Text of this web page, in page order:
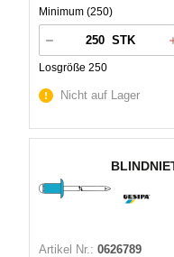
Minimum (250)
STK
Losgröße 250
Nicht auf Lager
Artikel Nr.: 0626789